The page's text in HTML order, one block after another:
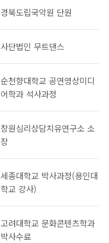
경북도립국악원 단원
사단법인 무트댄스
순천향대학교 공연영상미디
어학과 석사과정
창원심리상담치유연구소 소
장
세종대학교 박사과정(용인대
학교 강사)
고려대학교 문화콘텐츠학과
박사수료